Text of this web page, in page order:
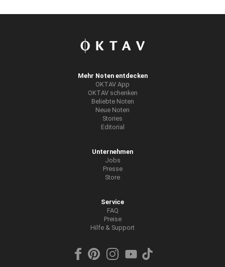
Mehr Noten entdecken
OKTAV App
OKTAV schenken
Beliebte Noten
Neue Noten
Stories
Editorial
Unternehmen
Jobs
Presse
Store
Service
FAQ
Preise
Hilfe & Support